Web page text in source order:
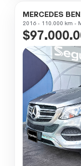
MERCEDES
2016 - 110.000 km -